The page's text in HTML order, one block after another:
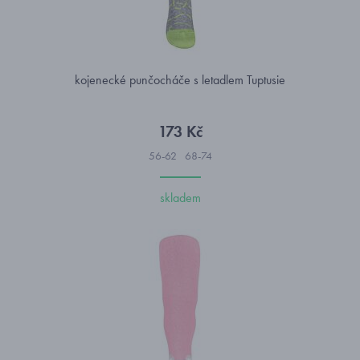
kojenecké punčocháče s letadlem Tuptusie
173 Kč
56-62 68-74
skladem